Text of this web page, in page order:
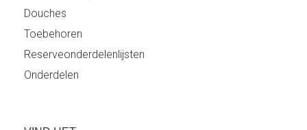
Douches
Toebehoren
Reserveonderdelenlijsten
Onderdelen